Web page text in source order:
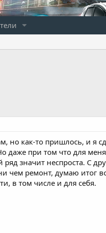
но как-то пришлось, и я
даже при том что для
ряд значит неспроста. С
чем ремонт, думаю итог
в том числе и для себя.